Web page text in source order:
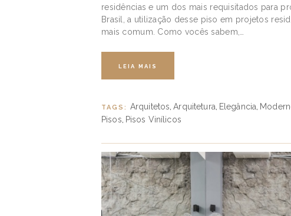
residências e um dos mais requisitados para
Brasil, a utilização desse piso em projetos
mais comum. Como vocês sabem,…
LEIA MAIS
TAGS: Arquitetos,Arquitetura, Elegância,
Pisos, Pisos Vinílicos